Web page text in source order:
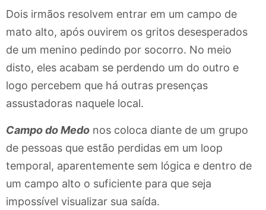
Dois irmãos resolvem entrar em um campo de
mato alto, após ouvirem os gritos desesperados
de um menino pedindo por socorro. No meio
disto, eles acabam se perdendo um do outro e
logo percebem que há outras presenças
assustadoras naquele local.
Campo do Medo nos coloca diante de um grupo
de pessoas que estão perdidas em um loop
temporal, aparentemente sem lógica e dentro de
um campo alto o suficiente para que seja
impossível visualizar sua saída.